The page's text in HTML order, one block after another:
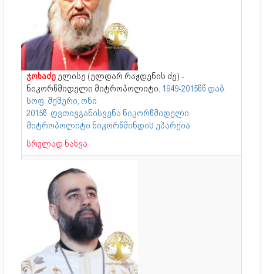
ჯოხაძე ელისე (ელდარ რაჟდენის ძე) -
ნიკორწმიდელი მიტროპოლიტი. 1949-2015წწ დაბ.
სოფ. შქმერი, ონი
2015წ. ღვთივგანისვენა ნიკორწმიდელი
მიტროპოლიტი ნიკორწმინდის ეპარქია
სრულად ნახვა